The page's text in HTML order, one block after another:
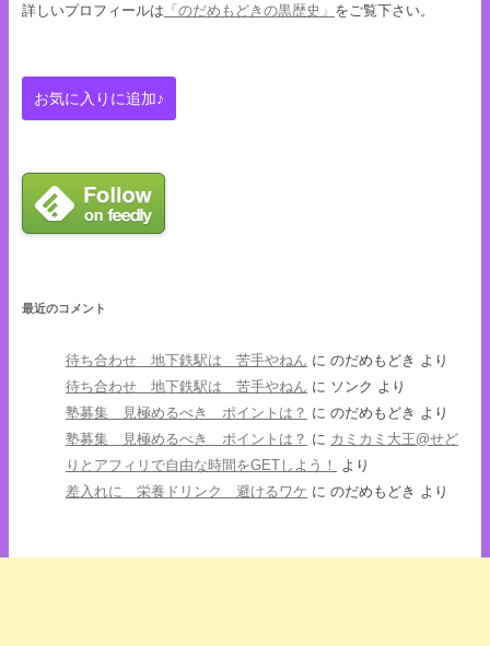
詳しいプロフィールは 「のだめもどきの黒歴史」 をご覧下さい。
最近のコメント
待ち合わせ 地下鉄駅は 苦手やねん に のだめもどき より
待ち合わせ 地下鉄駅は 苦手やねん に ソンク より
塾募集 見極めるべき ポイントは？ に のだめもどき より
塾募集 見極めるべき ポイントは？ に カミカミ大王@せど
りとアフィリで自由な時間をGETしよう！
より
差入れに 栄養ドリンク 避けるワケ に のだめもどき より